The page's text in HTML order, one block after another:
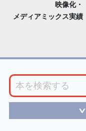
映像化・
メディアミックス実績
＞